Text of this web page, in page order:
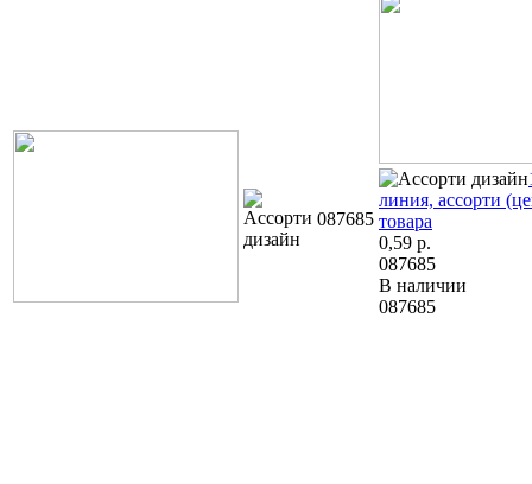
087685
линия, ассорти
товара
0,59 р.
087685
В наличии
087685